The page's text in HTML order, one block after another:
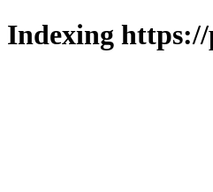
Indexing